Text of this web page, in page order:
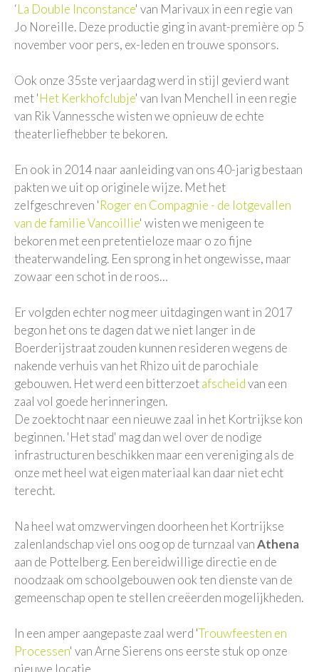
‘La Double Inconstance' van Marivaux in een regie van
Jo Noreille. Deze productie ging in avant-première op 5
november voor pers, ex-leden en trouwe sponsors.
Ook onze 35ste verjaardag werd in stijl gevierd want
met 'Het Kerkhofclubje' van Ivan Menchell in een regie
van Rik Vannessche wisten we opnieuw de echte
theaterliefhebber te bekoren.
En ook in 2014 naar aanleiding van ons 40-jarig bestaan
pakten we uit op originele wijze. Met het
zelfgeschreven 'Roger en Compagnie - de lotgevallen
van de familie Vancoillie' wisten we menigeen te
bekoren met een pretentieloze maar o zo fijne
theaterwandeling. Een sprong in het ongewisse, maar
zowaar een schot in de roos…
Er volgden echter nog meer uitdagingen want in 2017
begon het ons te dagen dat we niet langer in de
Boerderijstraat zouden kunnen resideren wegens de
nakende verhuis van het Rhizo uit de parochiale
gebouwen. Het werd een bitterzoetafscheidvan een
zaal vol goede herinneringen.
De zoektocht naar een nieuwe zaal in het Kortrijkse kon
beginnen. 'Het stad' mag dan wel over de nodige
infrastructuren beschikken maar een vereniging als de
onze met heel wat eigen materiaal kan daar niet echt
terecht.
Na heel wat omzwervingen doorheen het Kortrijkse
zalenlandschap viel ons oog op de turnzaal vanAthena
aan de Pottelberg. Een bereidwillige directie en de
noodzaak om schoolgebouwen ook ten dienste van de
gemeenschap open te stellen creëerden mogelijkheden.
In een amper aangepaste zaal werd 'Trouwfeesten en
Processen' van Arne Sierens ons eerste stuk op onze
nieuwe locatie.